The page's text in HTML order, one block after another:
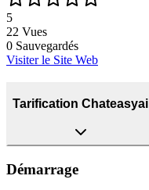
5
22 Vues
0 Sauvegardés
Visiter le Site Web
Tarification Chateasyai
Démarrage